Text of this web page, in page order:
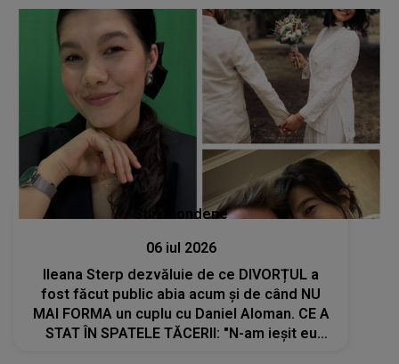
Stiri mondene
06 iul 2026
Ileana Sterp dezvăluie de ce DIVORȚUL a
fost făcut public abia acum și de când NU
MAI FORMA un cuplu cu Daniel Aloman. CE A
STAT ÎN SPATELE TĂCERII: "N-am ieșit eu